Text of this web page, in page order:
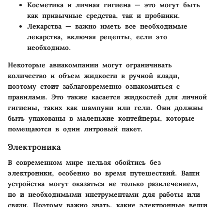
Косметика и личная гигиена— это могут быть
как привычные средства, так и пробники.
Лекарства— важно иметь все необходимые
лекарства, включая рецепты, если это
необходимо.
Некоторые авиакомпании могут ограничивать
количество и объем жидкости в ручной клади,
поэтому стоит заблаговременно ознакомиться с
правилами. Это также касается жидкостей для личной
гигиены, таких как шампуни или гели. Они должны
быть упакованы в маленькие контейнеры, которые
помещаются в один литровый пакет.
Электроника
В современном мире нельзя обойтись без
электроники, особенно во время путешествий. Ваши
устройства могут оказаться не только развлечением,
но и необходимыми инструментами для работы или
связи. Поэтому важно знать, какие электронные вещи